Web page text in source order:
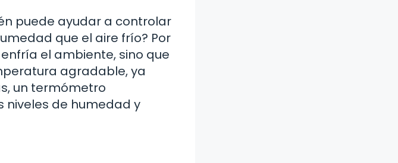
puede ayudar a controlar
que el aire frío? Por
el ambiente, sino que
agradable, ya
un termómetro
niveles de humedad y